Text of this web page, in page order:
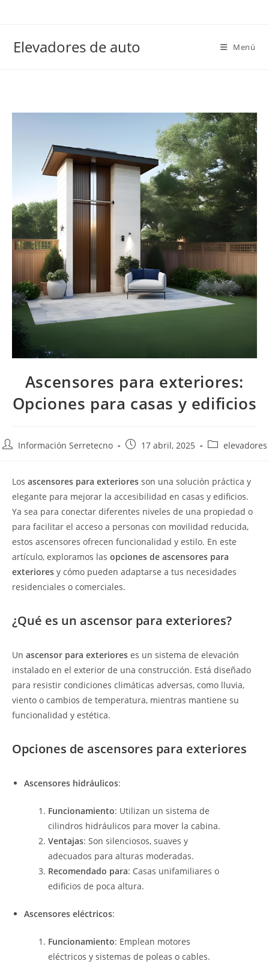
Elevadores de auto Menú
Ascensores para exteriores:
Opciones para casas y edificios
Información Serretecno 17 abril, 2025 elevadores
Los ascensores para exteriores son una solución práctica y
elegante para mejorar la accesibilidad en casas y edificios.
Ya sea para conectar diferentes niveles de una propiedad o
para facilitar el acceso a personas con movilidad reducida,
estos ascensores ofrecen funcionalidad y estilo. En este
artículo, exploramos las opciones de ascensores para
exteriores y cómo pueden adaptarse a tus necesidades
residenciales o comerciales.
¿Qué es un ascensor para exteriores?
Un ascensor para exteriores es un sistema de elevación
instalado en el exterior de una construcción. Está diseñado
para resistir condiciones climáticas adversas, como lluvia,
viento o cambios de temperatura, mientras mantiene su
funcionalidad y estética.
Opciones de ascensores para exteriores
Ascensores hidráulicos:
Funcionamiento: Utilizan un sistema de
cilindros hidráulicos para mover la cabina.
Ventajas: Son silenciosos, suaves y
adecuados para alturas moderadas.
Recomendado para: Casas unifamiliares o
edificios de poca altura.
Ascensores eléctricos:
Funcionamiento: Emplean motores
eléctricos y sistemas de poleas o cables.